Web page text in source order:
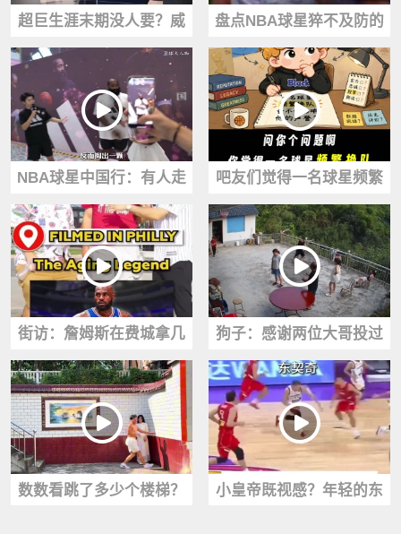
超巨生涯末期没人要？威
少并非孤例！AI麦迪甜瓜
都走过这路！
盘点NBA球星猝不及防的
退役！保罗被遣返波什病
退罗伊伤病！
NBA球星中国行：有人走
过场全程冷脸，有人掏真
心融成一片！
吧友们觉得一名球星频繁
换队 会不会影响他的声
誉？
街访：詹姆斯在费城拿几
冠？路人基本都看好76人
能夺1冠！
狗子：感谢两位大哥投过
来的篮球！既然让我加餐
就不客气了
数数看跳了多少个楼梯？
小皇帝既视感？年轻的东